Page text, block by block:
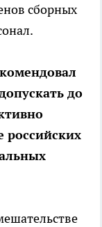
сборных
до